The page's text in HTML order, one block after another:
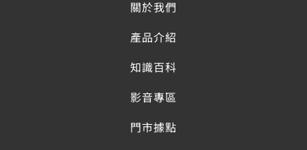
關於我們
產品介紹
知識百科
影音專區
門市據點